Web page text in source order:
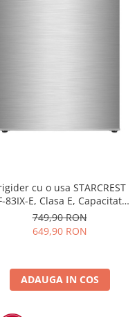
cu o usa STARCREST
83IX-E, Clasa E, Capacitate
83L, Iluminare interioara,
Compartiment gheata, H 85
cm, Inox
749,90 RON
649,90 RON
ADAUGA IN COS